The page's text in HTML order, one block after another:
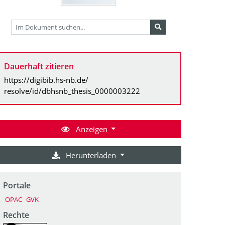
Dauerhaft zitieren
https://digibib.hs-nb.de/
resolve/id/dbhsnb_thesis_0000003222
Anzeigen
Herunterladen
Portale
OPAC GVK
Rechte